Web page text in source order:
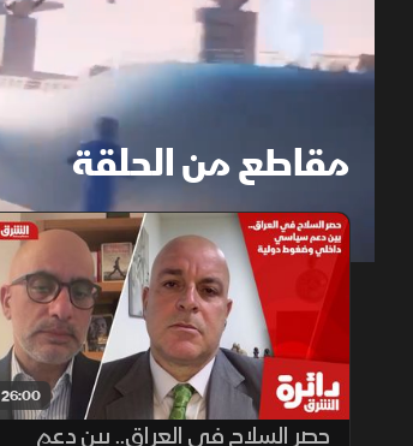
1x auto
مقاطع من الحلقة
26:00
حصر السلاح في العراق.. بين دعم